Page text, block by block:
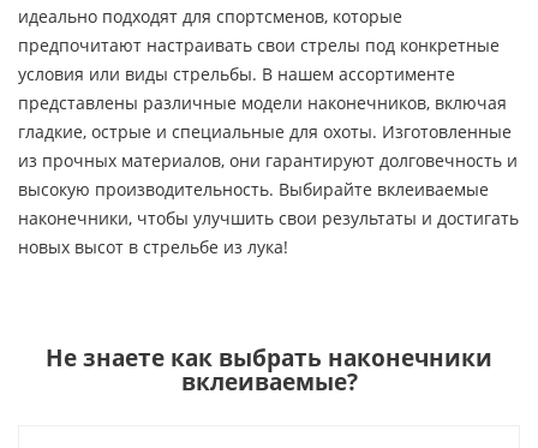
идеально подходят для спортсменов, которые
предпочитают настраивать свои стрелы под конкретные
условия или виды стрельбы. В нашем ассортименте
представлены различные модели наконечников, включая
гладкие, острые и специальные для охоты. Изготовленные
из прочных материалов, они гарантируют долговечность и
высокую производительность. Выбирайте вклеиваемые
наконечники, чтобы улучшить свои результаты и достигать
новых высот в стрельбе из лука!
Не знаете как выбрать наконечники
вклеиваемые?